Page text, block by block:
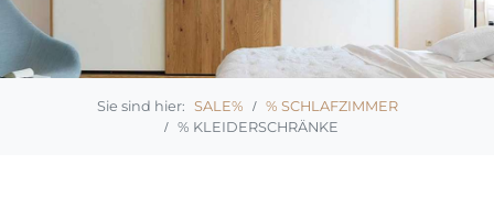
SALE%
% SCHLAFZIMMER
% KLEIDERSCHRÄNKE